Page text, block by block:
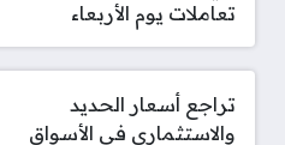
تعاملات يوم الأربعاء
تراجع أسعار الحديد
والاستثماري في الأسواق